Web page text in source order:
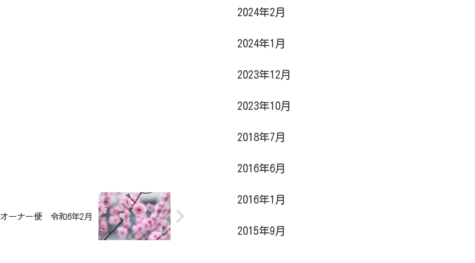
オーナー便 令和6年2月
2024年2月
2024年1月
2023年12月
2023年10月
2018年7月
2016年6月
2016年1月
2015年9月